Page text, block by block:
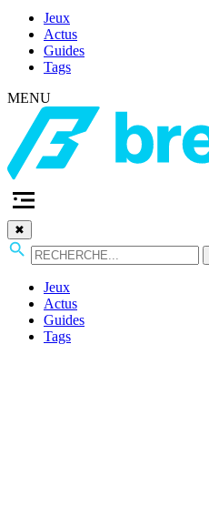
Jeux
Actus
Guides
Tags
MENU
✖
Jeux
Actus
Guides
Tags